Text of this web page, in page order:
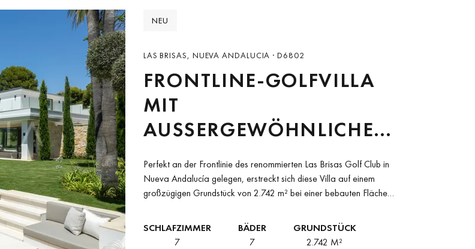
NEU
LAS BRISAS, NUEVA ANDALUCIA · D6802
FRONTLINE-GOLFVILLA
MIT
AUSSERGEWÖHNLICHEM S
ONNENUNTERGANGSBLI
CK IN LAS BRISAS, N
UEVA ANDALUCÍA, M
ARBELLA
Perfekt an der Frontlinie des renommierten Las Brisas Golf Club in
Nueva Andalucía gelegen, erstreckt sich diese Villa auf einem
großzügigen Grundstück von 2.742 m² bei einer bebauten Fläche
SCHLAFZIMMER
7
BÄDER
7
GRUNDSTÜCK
2.742 M²